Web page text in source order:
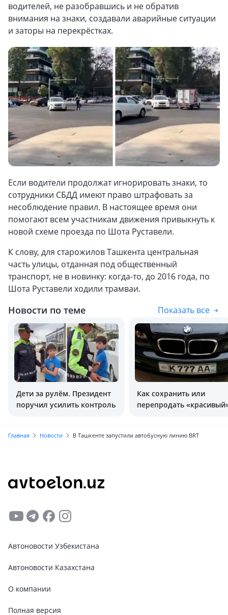
водителей, не разобравшись и не обратив
внимания на знаки, создавали аварийные ситуации
и заторы на перекрёстках.
Если водители продолжат игнорировать знаки, то
сотрудники СБДД имеют право штрафовать за
несоблюдение правил. В настоящее время они
помогают всем участникам движения привыкнуть к
новой схеме проезда по Шота Руставели.
К слову, для старожилов Ташкента центральная
часть улицы, отданная под общественный
транспорт, не в новинку: когда-то, до 2016 года, по
Шота Руставели ходили трамваи.
Новости по теме Показать все
Дети за рулём. Президент
поручил усилить контроль
Как сохранить или
перепродать
Главная Новости В Ташкенте запустили автобусную линию BRT
Автоновости Узбекистана
Автоновости Казахстана
О компании
Полная версия